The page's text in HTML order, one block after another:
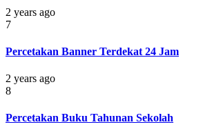
2 years ago
7
Percetakan Banner Terdekat 24 Jam
2 years ago
8
Percetakan Buku Tahunan Sekolah